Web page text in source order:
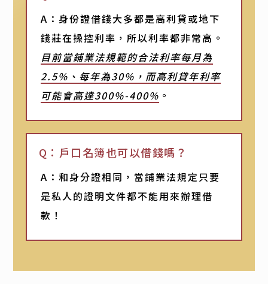
A：身份證借錢大多都是高利貸或地下
錢莊在操控利率，所以利率都非常高。
目前當鋪業法規範的合法利率每月為
2.5%、每年為30%，而高利貸年利率
可能會高達300%-400% 。
Q：戶口名簿也可以借錢嗎？
A：和身分證相同，當鋪業法規定只要
是私人的證明文件都不能用來辦理借
款！